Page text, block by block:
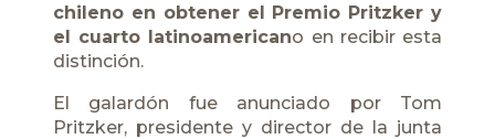
chileno en obtener el Premio Pritzker y
el cuarto latinoamericano en recibir esta
distinción.
El galardón fue anunciado por Tom
Pritzker, presidente y director de la junta